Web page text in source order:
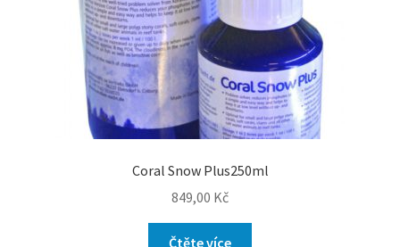
Coral Snow Plus250ml
849,00 Kč
Čtěte více